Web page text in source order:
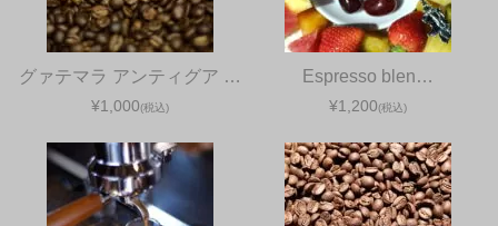
グァテマラ アンティグア …
¥1,000(税込)
Espresso blen…
¥1,200(税込)